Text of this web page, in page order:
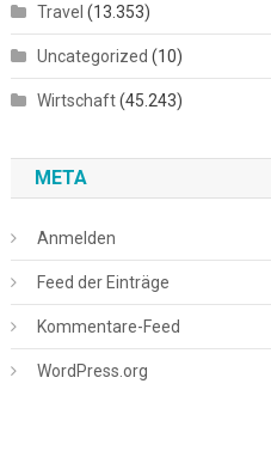
Travel (13.353)
Uncategorized (10)
Wirtschaft(45.243)
META
Anmelden
Feed der Einträge
Kommentare-Feed
WordPress.org